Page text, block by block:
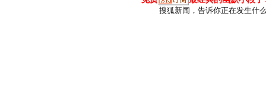
搜狐新闻，告诉你正在发生什